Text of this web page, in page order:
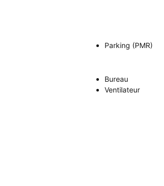
Parking (PMR)
Bureau
Ventilateur